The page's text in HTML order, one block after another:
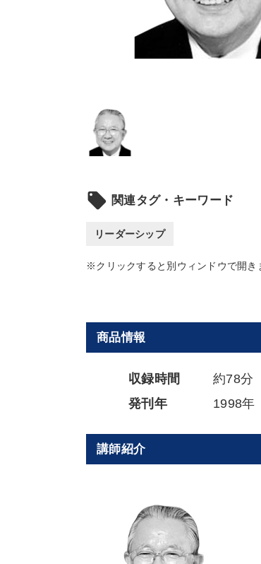
local_offer 関連タグ・キーワード
リーダーシップ
※クリックすると別ウィンドウで開き
商品情報
収録時間
約78分
発刊年
1998年
講師紹介